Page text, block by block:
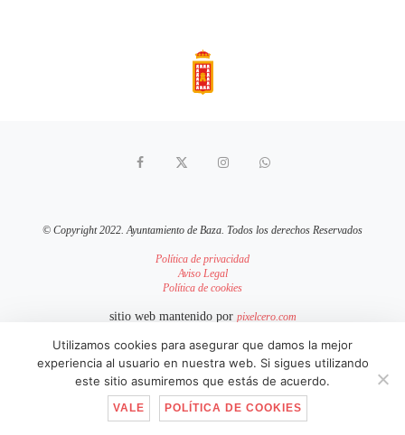
© Copyright 2022. Ayuntamiento de Baza. Todos los derechos Reservados
Política de privacidad
Aviso Legal
Política de cookies
sitio web mantenido por pixelcero.com
IR ARRIBA
Utilizamos cookies para asegurar que damos la mejor
experiencia al usuario en nuestra web. Si sigues utilizando
este sitio asumiremos que estás de acuerdo.
VALE POLÍTICA DE COOKIES